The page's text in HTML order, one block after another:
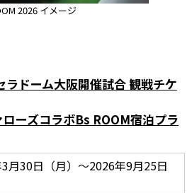
2026 イメージ
ラドーム大阪開催試合 観戦チケ
ーズコラボBs ROOM宿泊プラ
月30日（月）～2026年9月25日